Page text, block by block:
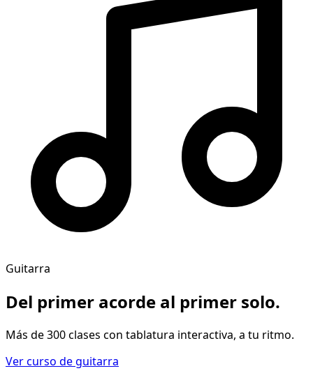
Guitarra
Del primer acorde al primer solo.
Más de 300 clases con tablatura interactiva, a tu ritmo.
Ver curso de guitarra